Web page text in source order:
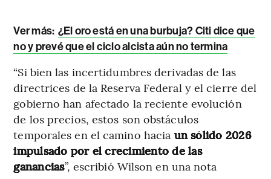
Ver más: ¿El oro está en una burbuja? Citi dice que
no y prevé que el ciclo alcista aún no termina
“Si bien las incertidumbres derivadas de las
directrices de la Reserva Federal y el cierre del
gobierno han afectado la reciente evolución
de los precios, estos son obstáculos
temporales en el camino hacia un sólido 2026
impulsado por el crecimiento de las
ganancias”, escribió Wilson en una nota